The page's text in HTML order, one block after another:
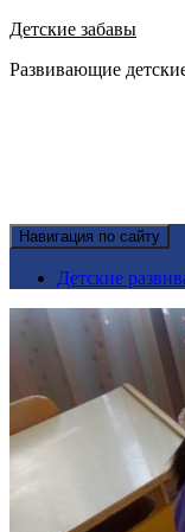
Детские забавы
Развивающие
Навигация по сайту
Детские